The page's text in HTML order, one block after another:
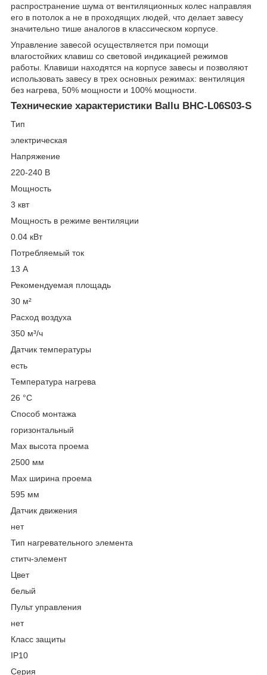
распространение шума от вентиляционных колес направляя
его в потолок а не в проходящих людей, что делает завесу
значительно тише аналогов в классическом корпусе.
Управление завесой осуществляется при помощи
влагостойких клавиш со световой индикацией режимов
работы. Клавиши находятся на корпусе завесы и позволяют
использовать завесу в трех основных режимах: вентиляция
без нагрева, 50% мощности и 100% мощности.
Технические характеристики Ballu BHC-L06S03-S
Тип
электрическая
Напряжение
220-240 В
Мощность
3 квт
Мощность в режиме вентиляции
0.04 кВт
Потребляемый ток
13 А
Рекомендуемая площадь
30 м²
Расход воздуха
350 м³/ч
Датчик температуры
есть
Температура нагрева
26 °С
Способ монтажа
горизонтальный
Max высота проема
2500 мм
Max ширина проема
595 мм
Датчик движения
нет
Тип нагревательного элемента
ститч-элемент
Цвет
белый
Пульт управления
нет
Класс защиты
IP10
Серия